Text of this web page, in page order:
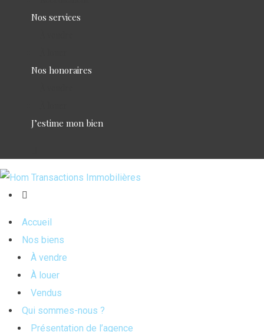
Nos services
Nos honoraires
J’estime mon bien
Accueil
Nos biens
À vendre
À louer
Vendus
Qui sommes-nous ?
Présentation de l’agence